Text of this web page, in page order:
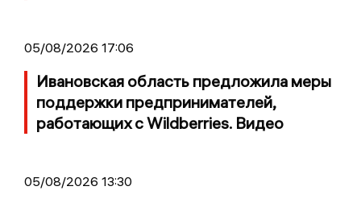
05/08/2026 17:06
Ивановская область предложила меры
поддержки предпринимателей,
работающих с Wildberries. Видео
05/08/2026 13:30